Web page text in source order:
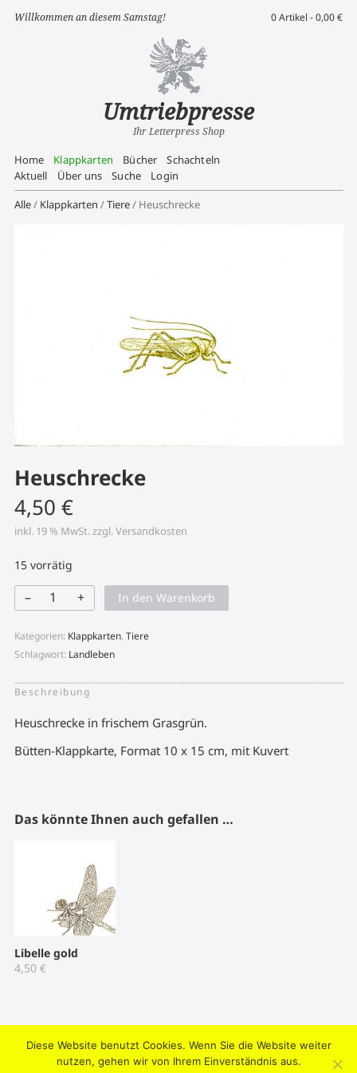
Willkommen an diesem Samstag!
Umtriebpresse
Ihr Letterpress Shop
0 Artikel -0,00€
Home Klappkarten Bücher
Schachteln
Aktuell
Über uns Suche
Login
Alle/ Klappkarten /Tiere/ Heuschrecke
Heuschrecke
4,50 €
inkl. 19 % MwSt. zzgl. Versandkosten
15 vorrätig
–
Heuschrecke
Menge
+ In den Warenkorb
Kategorien: Klappkarten, Tiere
Schlagwort: Landleben
Beschreibung
Heuschrecke in frischem Grasgrün.
Bütten-Klappkarte, Format 10 x 15 cm, mit Kuvert
Das könnte Ihnen auch gefallen …
Libelle gold
4,50 €
2004-2026 © Umtriebpresse . Knooper Weg 42, 24103 Kiel .
Diese Website benutzt Cookies. Wenn Sie die Website weiter
nutzen, gehen wir von Ihrem Einverständnis aus.